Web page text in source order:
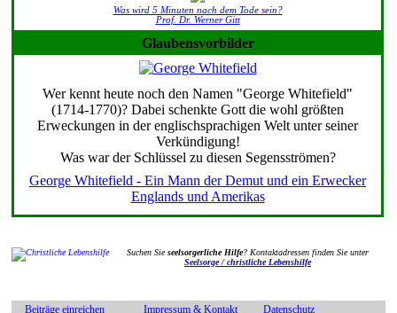
Was wird 5 Minuten nach dem Tode sein?
Prof. Dr. Werner Gitt
Glaubensvorbilder
Wer kennt heute noch den Namen "George Whitefield"
(1714-1770)? Dabei schenkte Gott die wohl größten
Erweckungen in der englischsprachigen Welt unter seiner
Verkündigung!
Was war der Schlüssel zu diesen Segensströmen?
George Whitefield - Ein Mann der Demut und ein Erwecker
Englands und Amerikas
Suchen Sieseelsorgerliche Hilfe? Kontaktadressen finden Sie unter
Seelsorge / christliche Lebenshilfe
Beiträge einreichen Impressum & Kontakt Datenschutz